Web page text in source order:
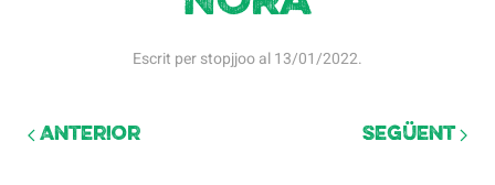
Escrit perstopjjooal13/01/2022.
Anterior Següent